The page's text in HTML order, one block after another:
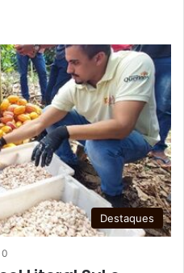
Destaques
0